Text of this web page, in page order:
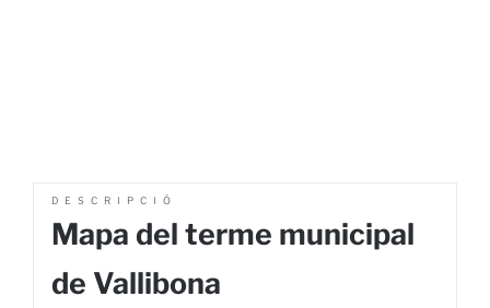
DESCRIPCIÓ
Mapa del terme municipal
de Vallibona